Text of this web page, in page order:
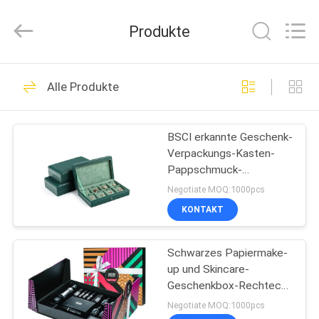
HAUSE
ÜBER
WERKSBESICHTIGUNG
QUALITÄTSKONTROLLE
2021
All
Reserved.
Developed
ECER
25
Kosmetische
Geschenkbox
13
Produkte
Alle Produkte
BSCI erkannte Geschenk-
Verpackungs-Kasten-
Pappschmuck-
Organisator Display an
Negotiate MOQ:1000pcs
KONTAKT
Schwarzes Papiermake-
up und Skincare-
Geschenkbox-Rechteck
mit DIY-Personifizierung
Negotiate MOQ:1000pcs